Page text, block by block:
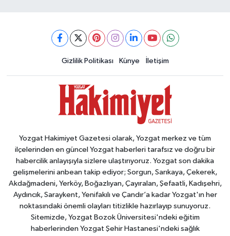
Gizlilik Politikası Künye İletişim
Yozgat Hakimiyet Gazetesi olarak, Yozgat merkez ve tüm
ilçelerinden en güncel Yozgat haberleri tarafsız ve doğru bir
habercilik anlayışıyla sizlere ulaştırıyoruz. Yozgat son dakika
gelişmelerini anbean takip ediyor; Sorgun, Sarıkaya, Çekerek,
Akdağmadeni, Yerköy, Boğazlıyan, Çayıralan, Şefaatli, Kadışehri,
Aydıncık, Saraykent, Yenifakılı ve Çandır’a kadar Yozgat'ın her
noktasındaki önemli olayları titizlikle hazırlayıp sunuyoruz.
Sitemizde, Yozgat Bozok Üniversitesi'ndeki eğitim
haberlerinden Yozgat Şehir Hastanesi'ndeki sağlık